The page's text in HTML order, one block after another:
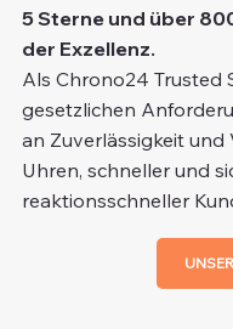
5 Sterne und über
der Exzellenz.
Als Chrono24 Trusted
gesetzlichen
an Zuverlässigkeit
Uhren, schneller und
reaktionsschneller